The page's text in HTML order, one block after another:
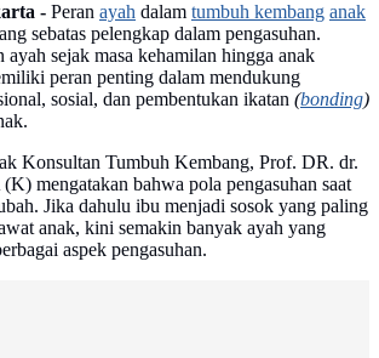
- Peran ayah dalam tumbuh kembang anak
sebatas pelengkap dalam pengasuhan.
ayah sejak masa kehamilan hingga anak
peran penting dalam mendukung
sosial, dan pembentukan ikatan (bonding)
Konsultan Tumbuh Kembang, Prof. DR. dr.
mengatakan bahwa pola pengasuhan saat
Jika dahulu ibu menjadi sosok yang paling
anak, kini semakin banyak ayah yang
aspek pengasuhan.